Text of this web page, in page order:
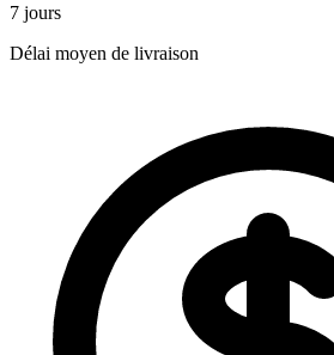
7 jours
Délai moyen de livraison